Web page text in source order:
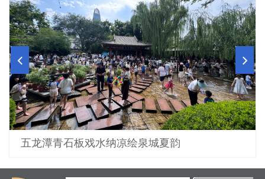
2026届济南市大学生毕业典礼举行